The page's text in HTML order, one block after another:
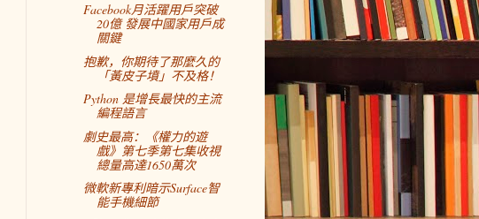
Facebook月活躍用戶突破
20億 發展中國家用戶成
關鍵
抱歉，你期待了那麼久的
「黃皮子墳」不及格！
Python 是增長最快的主流
編程語言
劇史最高：《權力的遊
戲》第七季第七集收視
總量高達1650萬次
微軟新專利暗示Surface智
能手機細節